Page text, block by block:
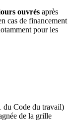
ouvrés après
cas de financement
pour les
du Code du travail)
de la grille